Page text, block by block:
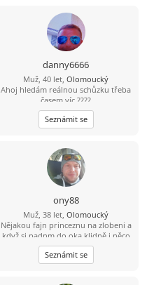
danny6666
Muž, 40 let, Olomoucký
Ahoj hledám reálnou schůzku třeba
časem víc ????
Seznámit se
ony88
Muž, 38 let, Olomoucký
Nějakou fajn princeznu na zlobeni a
když si padnm do oka klidně i něco
vic
Seznámit se